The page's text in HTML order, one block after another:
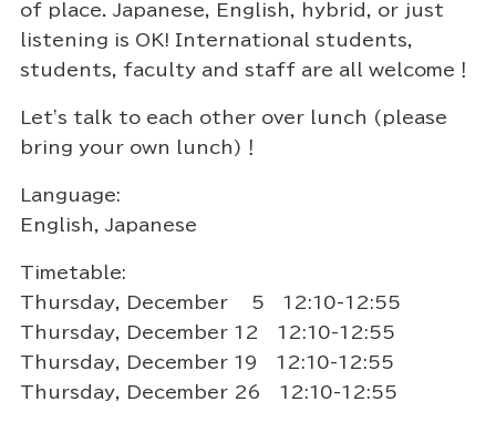
of place. Japanese, English, hybrid, or just
listening is OK! International students,
students, faculty and staff are all welcome！
Let's talk to each other over lunch (please
bring your own lunch)！
Language:
English, Japanese
Timetable:
Thursday, December 5 12:10-12:55
Thursday, December 12 12:10-12:55
Thursday, December 19 12:10-12:55
Thursday, December 26 12:10-12:55